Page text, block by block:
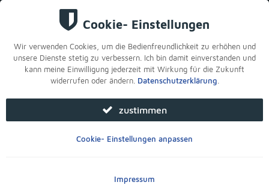
Sie sind hier:Startseite>Für Ihre Filiale>Foto- & Leinwandbilder
Fotoleinwand bedruckt, Gutscheine bei uns erhältlich